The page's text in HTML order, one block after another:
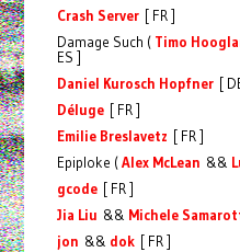
Crash Server[ FR ]
Damage Such ( Timo
ES ]
Daniel Kurosch Hopfner[
Déluge[ FR ]
Emilie Breslavetz [ FR ]
Epiploke (Alex McLean &&
gcode[ FR ]
Jia Liu && Michele
jon && dok[ FR ]